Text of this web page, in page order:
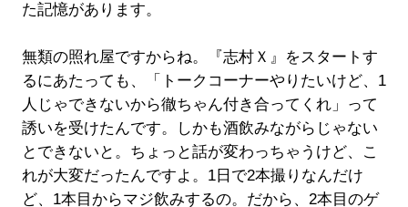
た記憶があります。
無類の照れ屋ですからね。『志村Ｘ』をスタートす
るにあたっても、「トークコーナーやりたいけど、1
人じゃできないから徹ちゃん付き合ってくれ」って
誘いを受けたんです。しかも酒飲みながらじゃない
とできないと。ちょっと話が変わっちゃうけど、こ
れが大変だったんですよ。1日で2本撮りなんだけ
ど、1本目からマジ飲みするの。だから、2本目のゲ